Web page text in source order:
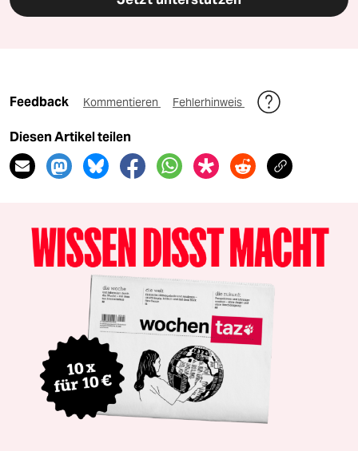
Feedback Kommentieren Fehlerhinweis
Diesen Artikel teilen